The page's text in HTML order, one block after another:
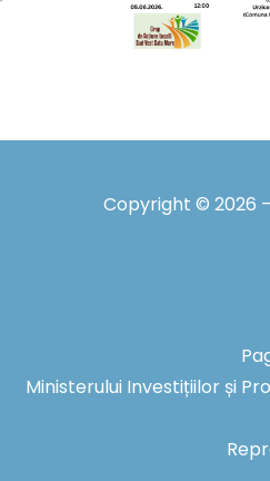
Copyright © 2026
Ministerului Investițiilor și